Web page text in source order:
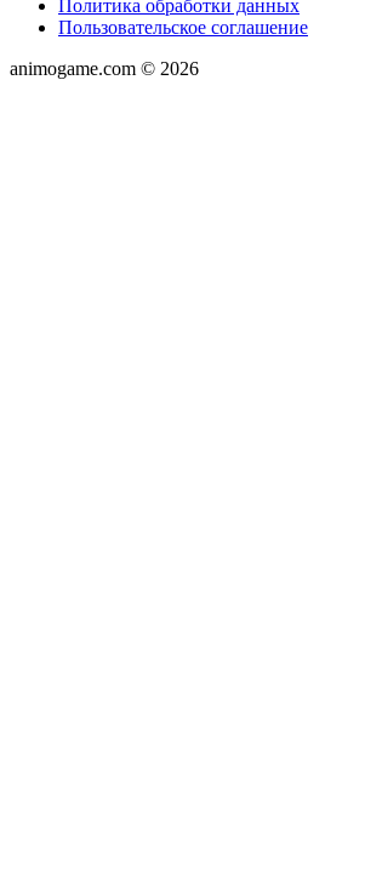
Политика обработки данных
Пользовательское соглашение
animogame.com © 2026